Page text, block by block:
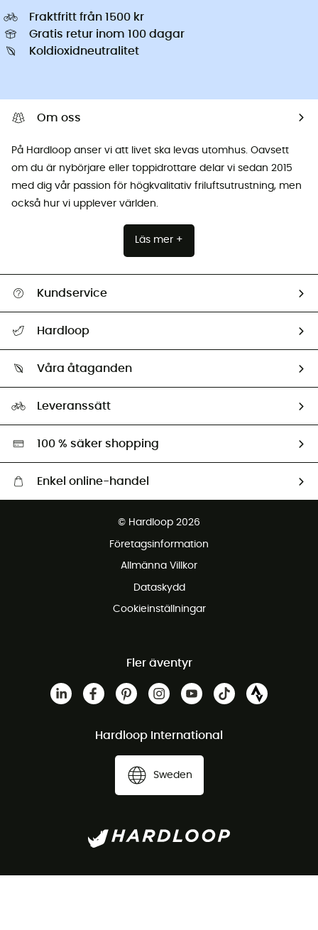
Fraktfritt från 1500 kr
Gratis retur inom 100 dagar
Koldioxidneutralitet
Om oss
På Hardloop anser vi att livet ska levas utomhus. Oavsett
om du är nybörjare eller toppidrottare delar vi sedan 2015
med dig vår passion för högkvalitativ friluftsutrustning, men
också hur vi upplever världen.
Läs mer +
Kundservice
Retur & återbetalning
Hardloop
Ambassadörer
Våra åtaganden
Miljöanpassat urval
Leveranssätt
100 % säker shopping
Enkel online-handel
Gratis retur inom 100 dagar
© Hardloop 2026
Företagsinformation
Allmänna Villkor
Dataskydd
Cookieinställningar
Fler äventyr
Hardloop International
Sweden